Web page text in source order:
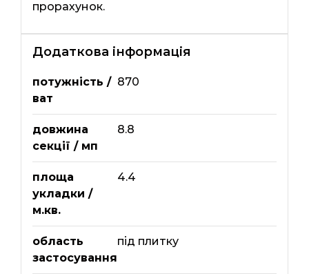
прорахунок.
Додаткова інформація
потужність /
ват
870
довжина
секції / мп
8.8
площа
укладки /
м.кв.
4.4
область
застосування
під плитку